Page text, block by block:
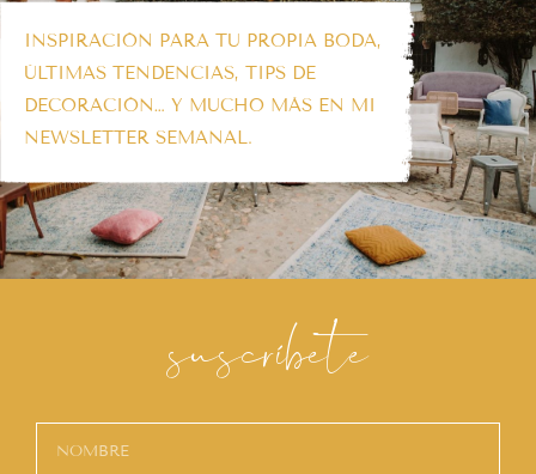
INSPIRACIÓN PARA TU PROPIA BODA,
ÚLTIMAS TENDENCIAS, TIPS DE
DECORACIÓN… Y MUCHO MÁS EN MI
NEWSLETTER SEMANAL.
suscríbete